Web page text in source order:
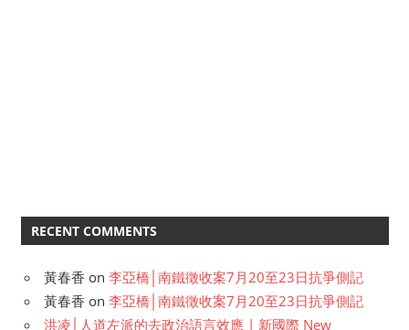
RECENT COMMENTS
黃春香 on 李亞橋│南鐵徵收案7月20至23日抗爭側記
黃春香 on 李亞橋│南鐵徵收案7月20至23日抗爭側記
洪凌│人道左派的去政治語言效應 | 新國際 New